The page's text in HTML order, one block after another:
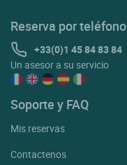
Reserva por teléfono
+33(0)1 45 84 83 84
Un asesor a su servicio
Soporte y FAQ
Mis reservas
Contactenos